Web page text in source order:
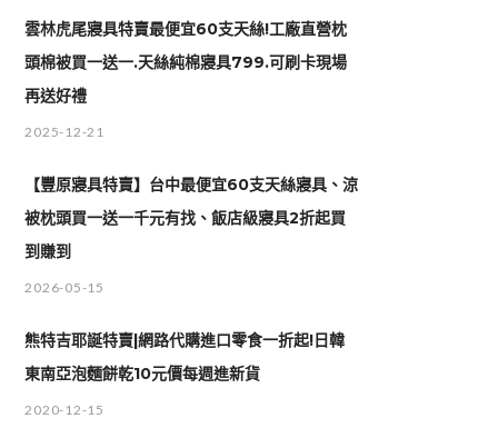
雲林虎尾寢具特賣最便宜60支天絲!工廠直營枕
頭棉被買一送一.天絲純棉寢具799.可刷卡現場
再送好禮
2025-12-21
【豐原寢具特賣】台中最便宜60支天絲寢具、涼
被枕頭買一送一千元有找、飯店級寢具2折起買
到賺到
2026-05-15
熊特吉耶誕特賣|網路代購進口零食一折起!日韓
東南亞泡麵餅乾10元價每週進新貨
2020-12-15